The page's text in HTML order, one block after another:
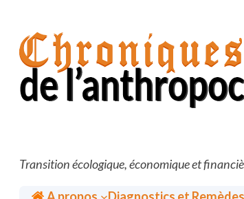
contenu
Transition écologique, économique et